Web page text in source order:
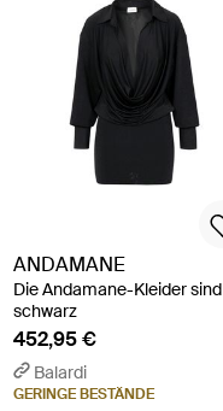
ANDAMANE
Die Andamane-Kleider sind
schwarz
452,95 €
Balardi
GERINGE BESTÄNDE